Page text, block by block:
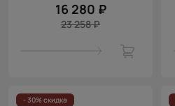
16 280 ₽
23 258 ₽
- 30% скидка